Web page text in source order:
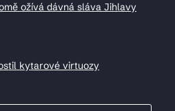
ožívá dávná sláva Jihlavy
kytarové virtuozy